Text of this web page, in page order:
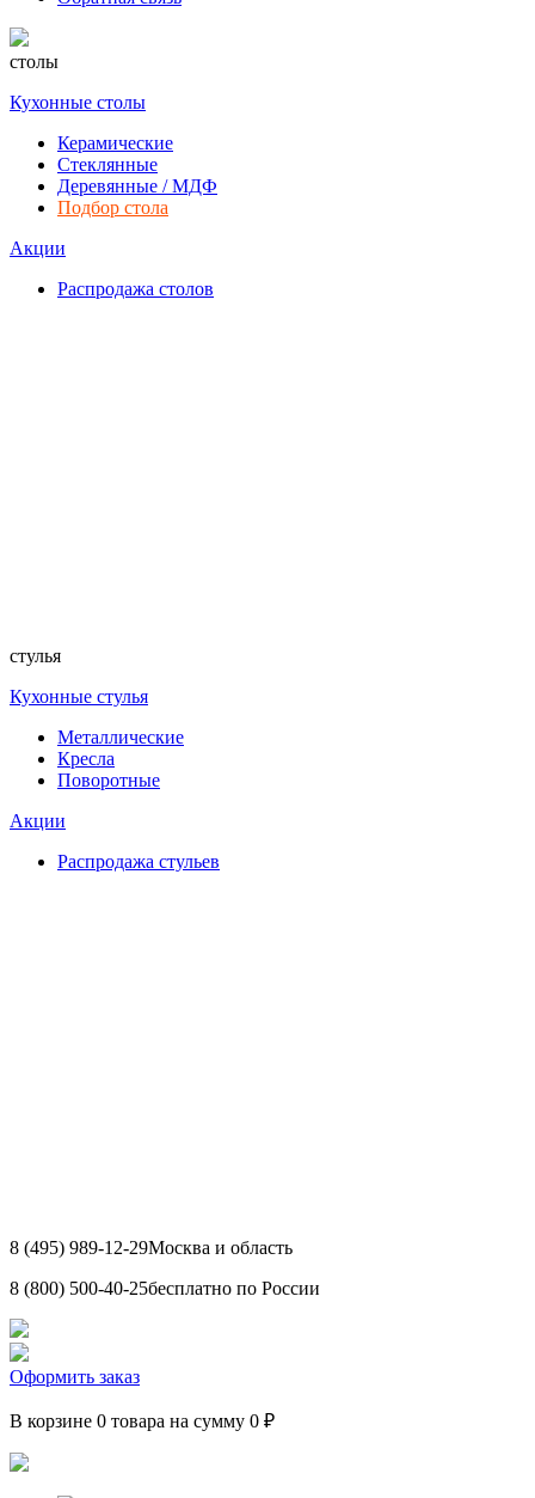
столы
Кухонные столы
Керамические
Стеклянные
Деревянные / МДФ
Подбор стола
Акции
Распродажа столов
стулья
Кухонные стулья
Металлические
Кресла
Поворотные
Акции
Распродажа стульев
8 (495) 989-12-29Москва и область
8 (800) 500-40-25бесплатно по России
Оформить заказ
В корзине 0 товара на сумму 0 ₽